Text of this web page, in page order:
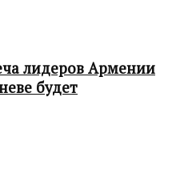
лидеров Армении
будет